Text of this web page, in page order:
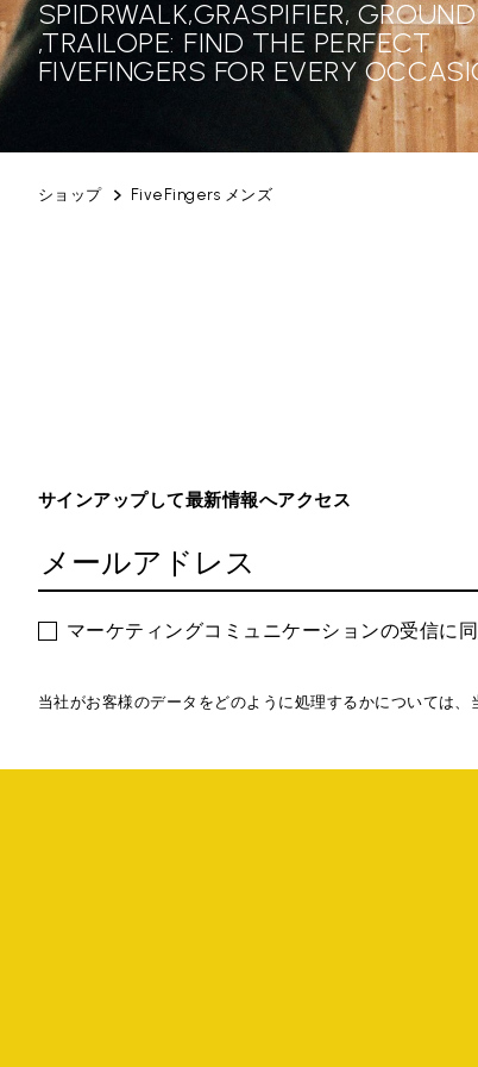
ショップ FiveFingers メンズ
SPIDRWALK,GRASPIFIER,
,TRAILOPE: FIND THE PERFECT
FIVEFINGERS FOR EVERY
サインアップして最新情報へアクセス
マーケティングコミュニケーションの受信に
当社がお客様のデータをどのように処理するかについては